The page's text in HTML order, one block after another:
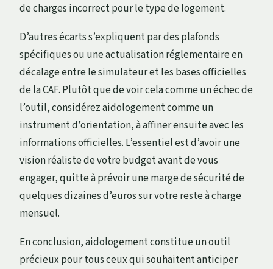
de charges incorrect pour le type de logement.
D’autres écarts s’expliquent par des plafonds
spécifiques ou une actualisation réglementaire en
décalage entre le simulateur et les bases officielles
de la CAF. Plutôt que de voir cela comme un échec de
l’outil, considérez aidologement comme un
instrument d’orientation, à affiner ensuite avec les
informations officielles. L’essentiel est d’avoir une
vision réaliste de votre budget avant de vous
engager, quitte à prévoir une marge de sécurité de
quelques dizaines d’euros sur votre reste à charge
mensuel.
En conclusion, aidologement constitue un outil
précieux pour tous ceux qui souhaitent anticiper